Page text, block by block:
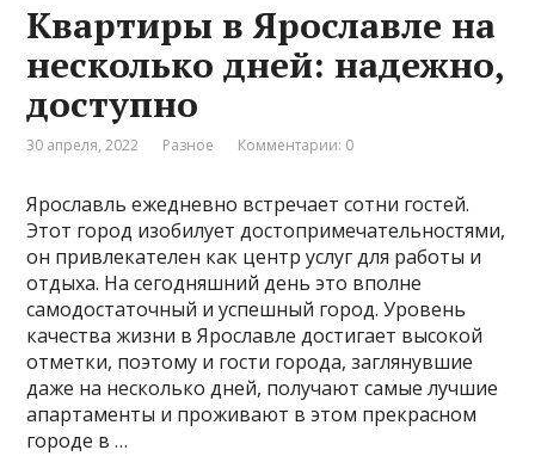
Квартиры в Ярославле на
несколько дней: надежно,
доступно
30 апреля, 2022 Разное Комментарии: 0
Ярославль ежедневно встречает сотни гостей.
Этот город изобилует достопримечательностями,
он привлекателен как центр услуг для работы и
отдыха. На сегодняшний день это вполне
самодостаточный и успешный город. Уровень
качества жизни в Ярославле достигает высокой
отметки, поэтому и гости города, заглянувшие
даже на несколько дней, получают самые лучшие
апартаменты и проживают в этом прекрасном
городе в …